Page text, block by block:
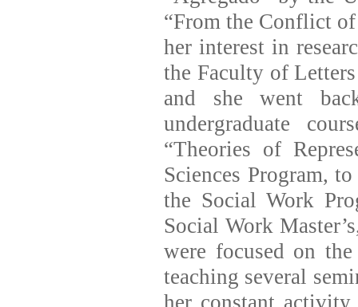
“From the Conflict
her interest in
the Faculty of
and she went
undergraduate
“Theories of
Sciences Program,
the Social Work
Social Work
were focused on
teaching several
her constant